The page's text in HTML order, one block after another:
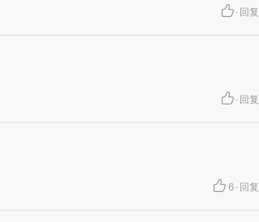
· 回复
· 回复
6 · 回复